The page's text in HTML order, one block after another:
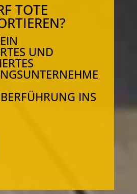
TOTE
UND
INS